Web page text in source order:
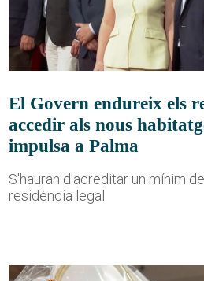
El Govern endureix els
accedir als nous
impulsa a Palma
S'hauran d'acreditar un mínim
residència legal